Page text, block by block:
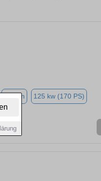
Benzin 125 kw (170 PS)